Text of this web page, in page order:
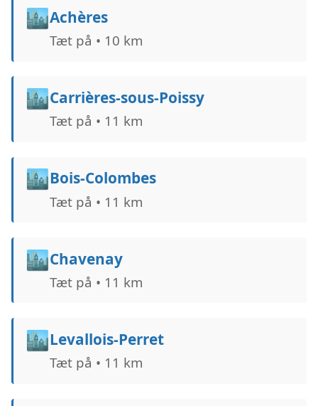
🏙️Achères
Tæt på • 10 km
🏙️Carrières-sous-Poissy
Tæt på • 11 km
🏙️Bois-Colombes
Tæt på • 11 km
🏙️Chavenay
Tæt på • 11 km
🏙️Levallois-Perret
Tæt på • 11 km